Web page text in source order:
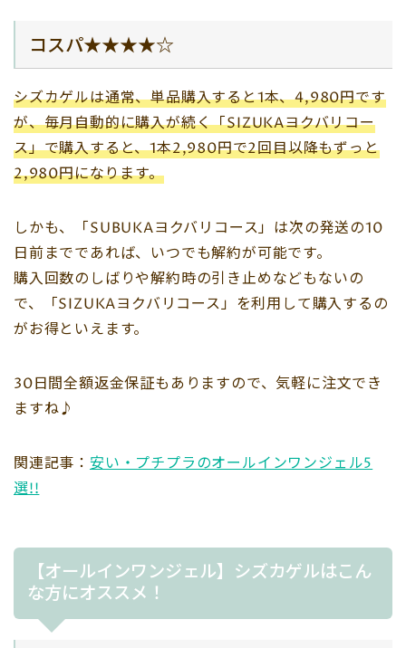
コスパ★★★★☆
シズカゲルは通常、単品購入すると1本、4,980円です
が、毎月自動的に購入が続く「SIZUKAヨクバリコー
ス」で購入すると、1本2,980円で2回目以降もずっと
2,980円になります。
しかも、「SUBUKAヨクバリコース」は次の発送の10
日前までであれば、いつでも解約が可能です。
購入回数のしばりや解約時の引き止めなどもないの
で、「SIZUKAヨクバリコース」を利用して購入するの
がお得といえます。
30日間全額返金保証もありますので、気軽に注文でき
ますね♪
関連記事： 安い・プチプラのオールインワンジェル5
選!!
【オールインワンジェル】シズカゲルはこん
な方にオススメ！